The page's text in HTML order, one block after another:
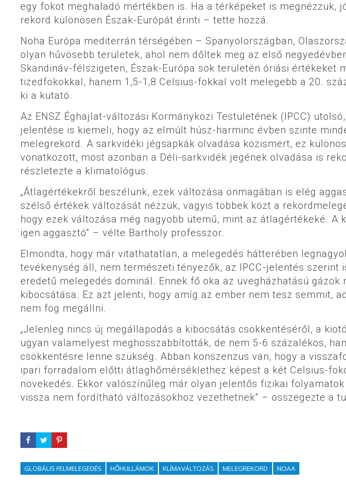
egy fokot meghaladó mértékben is. Ha a térképeket is megnézzük,
rekord különösen Észak-Európát érinti – tette hozzá.
Noha Európa mediterrán térségében – Spanyolországban,
olyan hűvösebb területek, ahol nem dőltek meg az első
Skandináv-félszigeten, Észak-Európa sok területén óriási értékeket
tizedfokokkal, hanem 1,5-1,8 Celsius-fokkal volt melegebb a 20.
ki a kutató.
Az ENSZ Éghajlat-változási Kormányközi Testületének (IPCC)
jelentése is kiemeli, hogy az elmúlt húsz-harminc évben szinte
melegrekord. A sarkvidéki jégsapkák olvadása közismert, ez
vonatkozott, most azonban a Déli-sarkvidék jegének olvadása is
részletezte a klimatológus.
„Átlagértékekről beszélünk, ezek változása önmagában is elég
szélső értékek változását nézzük, vagyis többek közt a
hogy ezek változása még nagyobb ütemű, mint az átlagértékeké. A
igen aggasztó” – vélte Bartholy professzor.
Elmondta, hogy már vitathatatlan, a melegedés hátterében
tevékenység áll, nem természeti tényezők, az IPCC-jelentés szerint
eredetű melegedés dominál. Ennek fő oka az üvegházhatású gázok
kibocsátása. Ez azt jelenti, hogy amíg az ember nem tesz semmit,
nem fog megállni.
„Jelenleg nincs új megállapodás a kibocsátás csökkentéséről, a
ugyan valamelyest meghosszabbították, de nem 5-6 százalékos,
csökkentésre lenne szükség. Abban konszenzus van, hogy a
ipari forradalom előtti átlaghőmérséklethez képest a két Celsius-
növekedés. Ekkor valószínűleg már olyan jelentős fizikai
vissza nem fordítható változásokhoz vezethetnek” – összegezte a
GLOBÁLIS FELMELEGEDÉS HŐHULLÁMOK KLÍMAVÁLTOZÁS MELEGREKORD NOAA